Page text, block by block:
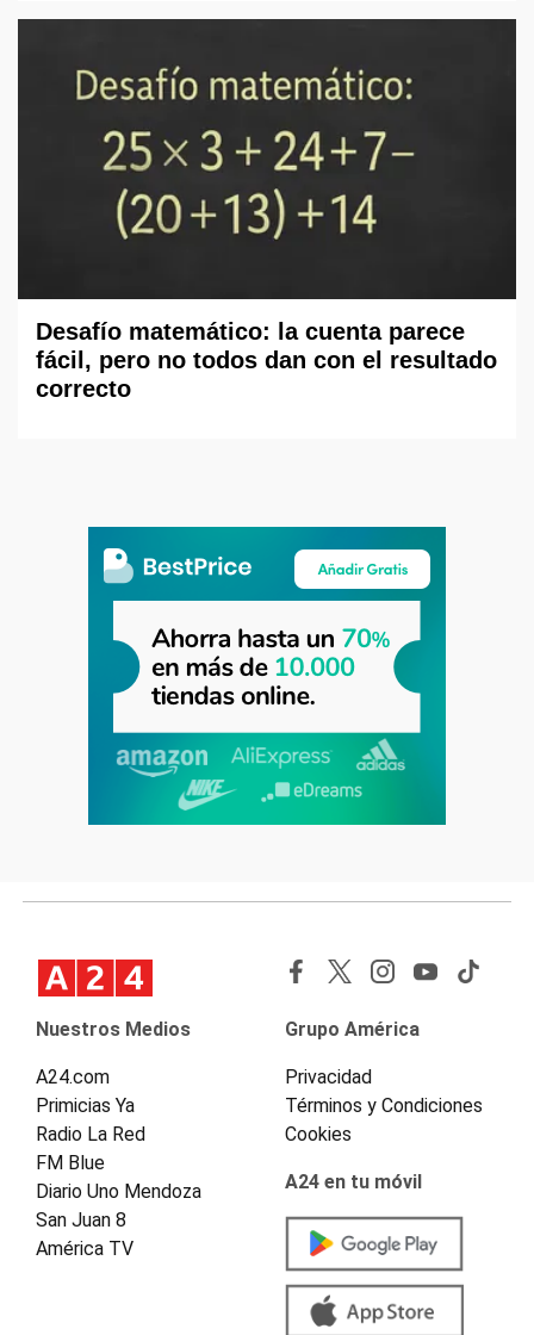
Desafío matemático: la cuenta parece
fácil, pero no todos dan con el resultado
correcto
Nuestros Medios
A24.com
Primicias Ya
Radio La Red
FM Blue
Diario Uno Mendoza
San Juan 8
América TV
Grupo América
Privacidad
Términos y Condiciones
Cookies
A24 en tu móvil